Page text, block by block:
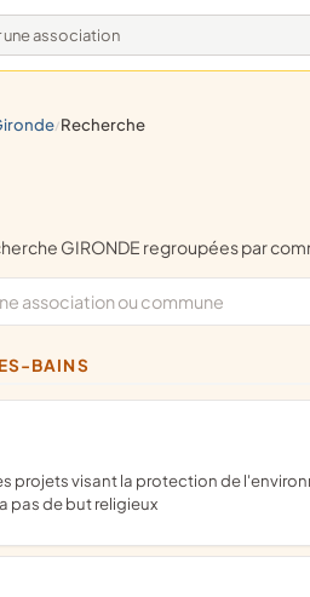
une association
gironde/ recherche
GIRONDE regroupées par
BAINS
pas de but religieux